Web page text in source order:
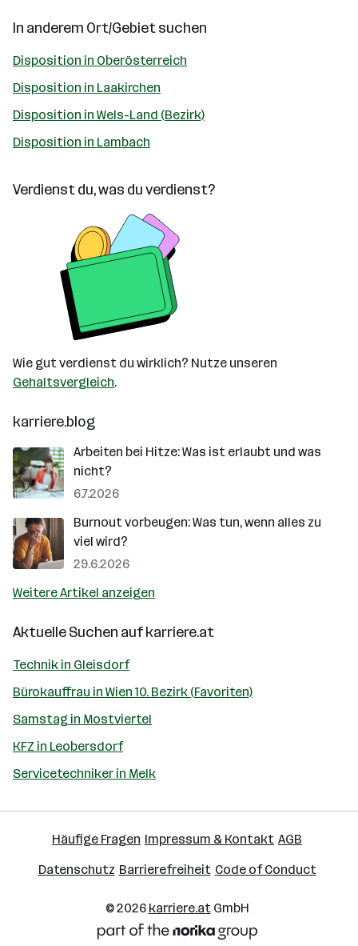
In anderem Ort/Gebiet suchen
Disposition in Oberösterreich
Disposition in Laakirchen
Disposition in Wels-Land (Bezirk)
Disposition in Lambach
Verdienst du, was du verdienst?
Wie gut verdienst du wirklich? Nutze unseren
Gehaltsvergleich.
karriere.blog
Arbeiten bei Hitze: Was ist erlaubt und was
nicht?
6.7.2026
Burnout vorbeugen: Was tun, wenn alles zu
viel wird?
29.6.2026
Weitere Artikel anzeigen
Aktuelle Suchen aufkarriere.at
Technik in Gleisdorf
Bürokauffrau in Wien 10. Bezirk (Favoriten)
Samstag in Mostviertel
KFZ in Leobersdorf
Servicetechniker in Melk
Häufige Fragen Impressum & Kontakt AGB
Datenschutz Barrierefreiheit Code of Conduct
© 2026 karriere.atGmbH